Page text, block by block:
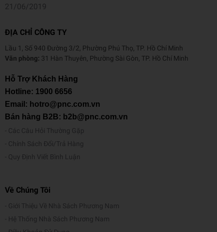
21/06/2019
ĐỊA CHỈ CÔNG TY
Lầu 1, Số 940 Đường 3/2, Phường Phú Thọ, TP. Hồ Chí Minh
Văn phòng: 31 Hàn Thuyên, Phường Sài Gòn, TP. Hồ Chí Minh
Hỗ Trợ Khách Hàng
Hotline: 1900 6656
Email: hotro@pnc.com.vn
Bán hàng B2B: b2b@pnc.com.vn
Các Câu Hỏi Thường Gặp
Chính Sách Đổi/Trả Hàng
Quy Định Viết Bình Luận
Về Chúng Tôi
Giới Thiệu Về Nhà Sách Phương Nam
Hệ Thống Nhà Sách Phương Nam